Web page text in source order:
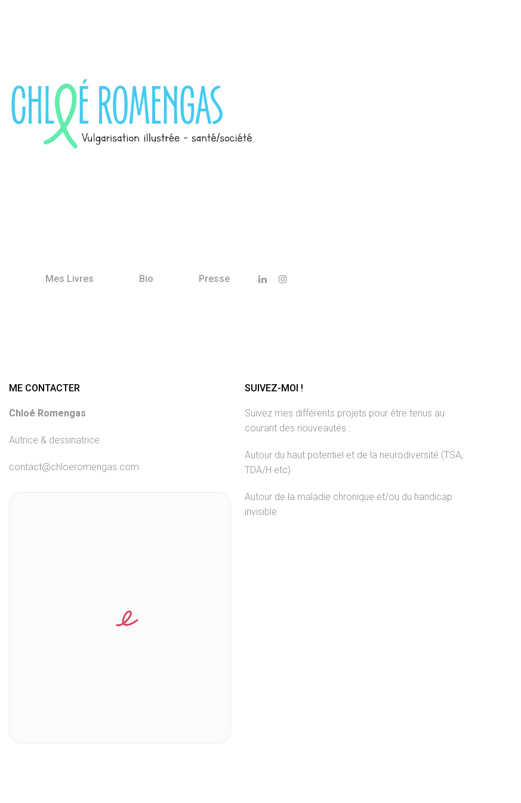
Mes Livres Bio Presse
ME CONTACTER
Chloé Romengas
Autrice & dessinatrice
contact@chloeromengas.com
SUIVEZ-MOI !
Suivez mes différents projets pour être tenus au
courant des nouveautés :
Autour du haut potentiel et de la neurodiversité (TSA,
TDA/H etc)
Autour de la maladie chronique et/ou du handicap
invisible